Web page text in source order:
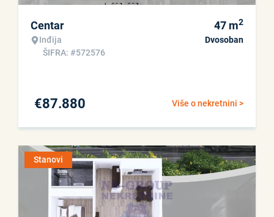
Centar
Inđija
ŠIFRA: #572576
47 m2
Dvosoban
Više o nekretnini >
€87.880
Stanovi